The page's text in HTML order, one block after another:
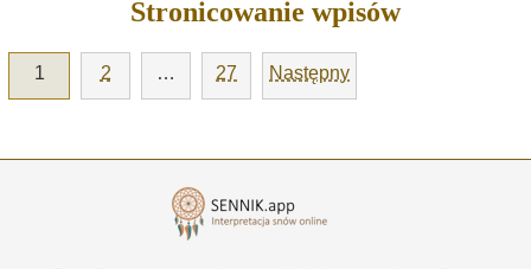
Stronicowanie wpisów
1 2 … 27 Następny